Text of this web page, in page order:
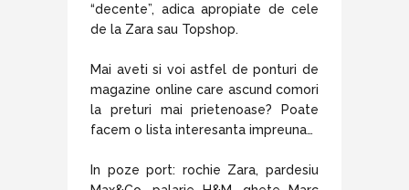
“decente”, adica apropiate de cele
de la Zara sau Topshop.
Mai aveti si voi astfel de ponturi de
magazine online care ascund comori
la preturi mai prietenoase? Poate
facem o lista interesanta impreuna…
In poze port: rochie Zara, pardesiu